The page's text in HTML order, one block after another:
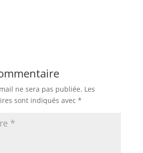
ne sera pas publiée. Les
sont indiqués avec *